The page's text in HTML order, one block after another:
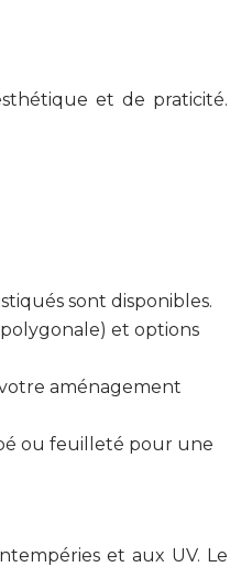
et de praticité.
sont disponibles.
et options
aménagement
ou feuilleté pour une
et aux UV. Le